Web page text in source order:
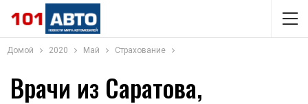
Домой 2020 Май Страхование
Врачи из Саратова,